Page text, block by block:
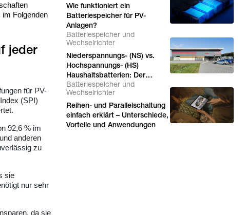
Folgenden
jeder
für PV-
(SPI)
92,6 % im
und anderen
zu
sie
nur sehr
da sie
Wie funktioniert ein
Batteriespeicher für PV-
Anlagen?
Batteriespeicher und
Wechselrichter
Niederspannungs- (NS) vs.
Hochspannungs- (HS)
Haushaltsbatterien: Der
ultimative Leitfaden für
Solarinstallateure
Batteriespeicher und
Wechselrichter
Reihen- und Parallelschaltung
einfach erklärt – Unterschiede,
Vorteile und Anwendungen